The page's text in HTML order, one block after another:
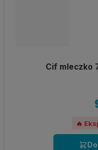
Cif mleczko
🔥